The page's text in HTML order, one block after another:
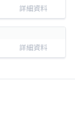
詳細資料
詳細資料